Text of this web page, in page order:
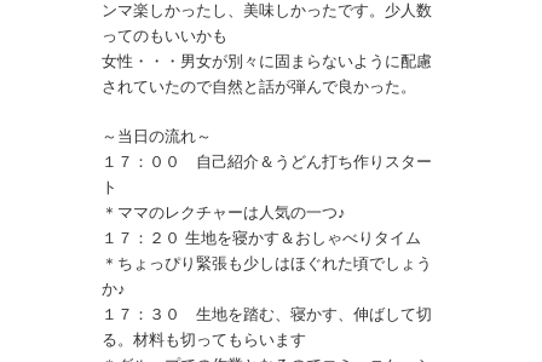
ンマ楽しかったし、美味しかったです。少人数
ってのもいいかも
女性・・・男女が別々に固まらないように配慮
されていたので自然と話が弾んで良かった。
～当日の流れ～
１７：００ 自己紹介＆うどん打ち作りスター
ト
＊ママのレクチャーは人気の一つ♪
１７：２０ 生地を寝かす＆おしゃべりタイム
＊ちょっぴり緊張も少しはほぐれた頃でしょう
か♪
１７：３０ 生地を踏む、寝かす、伸ばして切
る。材料も切ってもらいます